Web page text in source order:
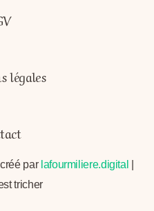
légales
par lafourmiliere.digital
tricher